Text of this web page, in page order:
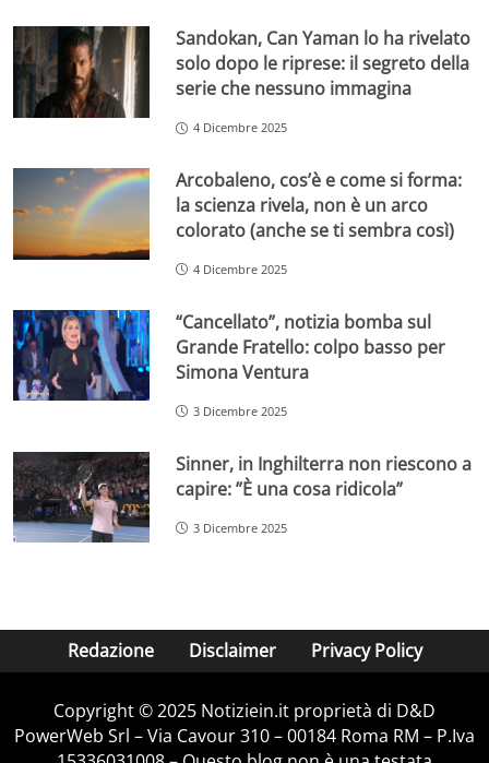
Sandokan, Can Yaman lo ha rivelato
solo dopo le riprese: il segreto della
serie che nessuno immagina
4 Dicembre 2025
Arcobaleno, cos’è e come si forma:
la scienza rivela, non è un arco
colorato (anche se ti sembra così)
4 Dicembre 2025
“Cancellato”, notizia bomba sul
Grande Fratello: colpo basso per
Simona Ventura
3 Dicembre 2025
Sinner, in Inghilterra non riescono a
capire: ”È una cosa ridicola”
3 Dicembre 2025
Redazione Disclaimer Privacy Policy
Copyright © 2025 Notiziein.it proprietà di D&D
PowerWeb Srl – Via Cavour 310 – 00184 Roma RM – P.Iva